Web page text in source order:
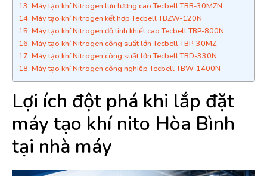
Máy tạo khí Nitrogen lưu lượng cao Tecbell TBB-30MZN
Máy tạo khí Nitrogen kết hợp Tecbell TBZW-120N
Máy tạo khí Nitrogen độ tinh khiết cao Tecbell TBP-800N
Máy tạo khí Nitrogen công suất lớn Tecbell TBP-30MZ
Máy tạo khí Nitrogen công suất lớn Tecbell TBD-330N
Máy tạo khí Nitrogen công nghiệp Tecbell TBW-1400N
Lợi ích đột phá khi lắp đặt
máy tạo khí nito Hòa Bình
tại nhà máy